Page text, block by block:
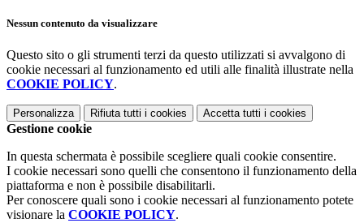
Nessun contenuto da visualizzare
Questo sito o gli strumenti terzi da questo utilizzati si avvalgono di
cookie necessari al funzionamento ed utili alle finalità illustrate nella
COOKIE POLICY.
Personalizza Rifiuta tutti i cookies Accetta tutti i cookies
Gestione cookie
In questa schermata è possibile scegliere quali cookie consentire.
I cookie necessari sono quelli che consentono il funzionamento della
piattaforma e non è possibile disabilitarli.
Per conoscere quali sono i cookie necessari al funzionamento potete
visionare la COOKIE POLICY.